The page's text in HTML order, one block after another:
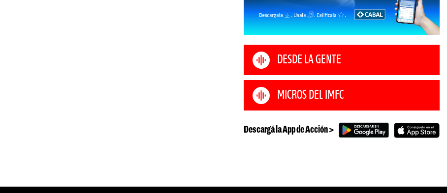
DESDE LA GENTE
MICROS DEL IMFC
Descargá la App de Acción >